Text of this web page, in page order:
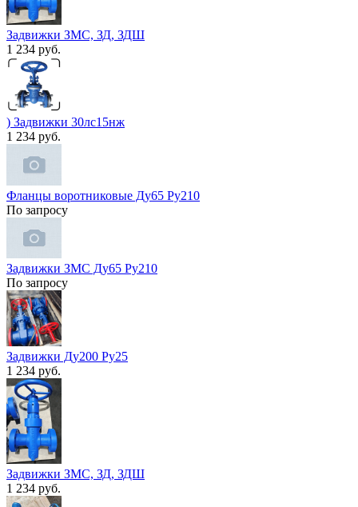
Задвижки ЗМС, ЗД, ЗДШ
1 234 руб.
) Задвижки 30лс15нж
1 234 руб.
Фланцы воротниковые Ду65 Ру210
По запросу
Задвижки ЗМС Ду65 Ру210
По запросу
Задвижки Ду200 Ру25
1 234 руб.
Задвижки ЗМС, ЗД, ЗДШ
1 234 руб.